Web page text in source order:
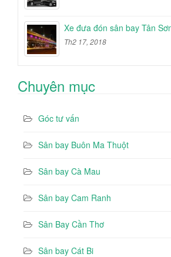
Xe đưa đón sân bay Tân
Th2 17, 2018
Chuyên mục
Góc tư vấn
Sân bay Buôn Ma Thuột
Sân bay Cà Mau
Sân bay Cam Ranh
Sân Bay Cần Thơ
Sân bay Cát Bi